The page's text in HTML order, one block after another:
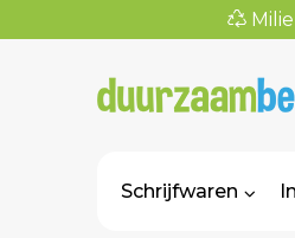
Schrijfwaren